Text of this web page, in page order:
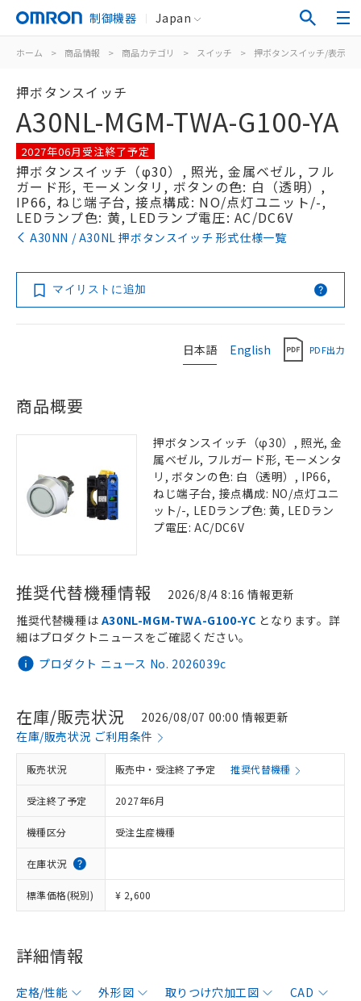
制御機器 Japan
ホーム > 商品情報 > 商品カテゴリ > スイッチ > 押ボタンスイッチ/表示灯
押ボタンスイッチ
A30NL-MGM-TWA-G100-YA
2027年06月受注終了予定
押ボタンスイッチ（φ30）, 照光, 金属ベゼル, フル
ガード形, モーメンタリ, ボタンの色: 白（透明）,
IP66, ねじ端子台, 接点構成: NO/点灯ユニット/-,
LEDランプ色: 黄, LEDランプ電圧: AC/DC6V
A30NN / A30NL 押ボタンスイッチ 形式仕様一覧
マイリストに追加
日本語 English PDF出力
商品概要
押ボタンスイッチ（φ30）, 照光, 金
属ベゼル, フルガード形, モーメンタ
リ, ボタンの色: 白（透明）, IP66,
ねじ端子台, 接点構成: NO/点灯ユニ
ット/-, LEDランプ色: 黄, LEDラン
プ電圧: AC/DC6V
推奨代替機種情報 2026/8/4 8:16 情報更新
プロダクト ニュース No. 2026039c
推奨代替機種は A30NL-MGM-TWA-G100-YC となります。詳
細はプロダクトニュースをご確認ください。
在庫/販売状況
2026/08/07 00:00 情報更新
在庫/販売状況 ご利用条件
販売状況 販売中・受注終了予定 推奨代替機種
受注終了予定 2027年6月
機種区分 受注生産機種
在庫状況
標準価格(税別) ¥ 2,600
詳細情報
定格/性能 外形図 取りつけ穴加工図
CAD